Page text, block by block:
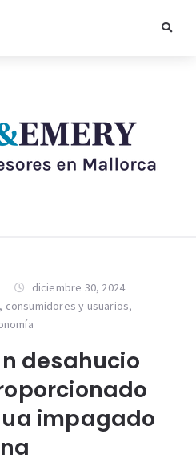
diciembre 30, 2024
, consumidores y usuarios,
desahucio
impagado